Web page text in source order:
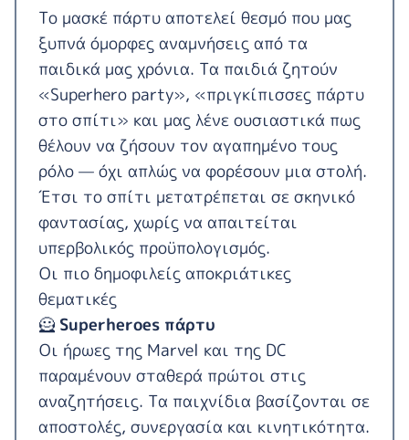
Το μασκέ πάρτυ αποτελεί θεσμό που μας
ξυπνά όμορφες αναμνήσεις από τα
παιδικά μας χρόνια. Τα παιδιά ζητούν
«Superhero party», «πριγκίπισσες πάρτυ
στο σπίτι» και μας λένε ουσιαστικά πως
θέλουν να ζήσουν τον αγαπημένο τους
ρόλο — όχι απλώς να φορέσουν μια στολή.
Έτσι το σπίτι μετατρέπεται σε σκηνικό
φαντασίας, χωρίς να απαιτείται
υπερβολικός προϋπολογισμός.
Οι πιο δημοφιλείς αποκριάτικες
θεματικές
🦸 Superheroes πάρτυ
Οι ήρωες της Marvel και της DC
παραμένουν σταθερά πρώτοι στις
αναζητήσεις. Τα παιχνίδια βασίζονται σε
αποστολές, συνεργασία και κινητικότητα.